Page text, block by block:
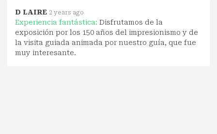
D LAIRE 2 years ago
Experiencia fantástica: Disfrutamos de la
exposición por los 150 años del impresionismo y de
la visita guiada animada por nuestro guía, que fue
muy interesante.